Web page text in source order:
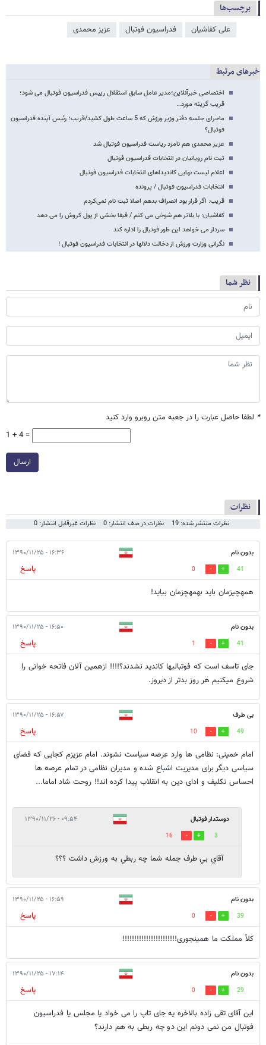
برچسب‌ها
علی کفاشیان فدراسیون فوتبال عزیز محمدی
خبرهای مرتبط
اختصاصی خبرآنلاین؛مدیر عامل سابق استقلال رییس فدراسیون فوتبال می شود؛
قریب گزینه مورد…
ماجرای جلسه‌ دفتر وزیر ورزش که 5 ساعت طول کشید/قریب؛ رئیس آینده فدراسیون
فوتبال؟
عزیز محمدی هم نامزد ریاست فدراسیون فوتبال شد
ثبت نام رویانیان در انتخابات فدراسیون فوتبال
اعلام لیست نهایی کاندیداهای انتخابات فدراسیون فوتبال
انتخابات فدراسیون فوتبال / پرونده
قریب: اگر قرار بود انصراف بدهم اصلا ثبت نام نمی‌کردم
کفاشیان: با بلاتر هم شوخی می کنم / فیفا بخشی از پول کروش را می دهد
سردار می خواهد این طور فوتبال را اداره کند
نگرانی وزارت ورزش از دخالت دلالها در انتخابات فدراسیون فوتبال !
نظر شما
* لطفا حاصل عبارت را در جعبه متن روبرو وارد کنید
1 + 4 =
ارسال
نظرات
نظرات منتشر شده: 19 نظرات در صف انتشار: 0 نظرات غیرقابل انتشار: 0
بدون نام ۱۶:۳۶ - ۱۳۹۰/۱۱/۲۵
41
0
پاسخ
همهچيزمان بايد بهمهچزمان بيايد!
بدون نام ۱۶:۵۰ - ۱۳۹۰/۱۱/۲۵
41
1
پاسخ
جای تاسف است که فوتبالیها کاندید نشدند؟!!!! ازهمین آلان فاتحه خوانی را
شروع میکنیم هر روز بدتر از دیروز.
بی طرف ۱۶:۵۷ - ۱۳۹۰/۱۱/۲۵
49
10
پاسخ
امام خمینی: نظامی ها وارد عرصه سیاست نشوند. امام عزیزم کجایی که فضای
سیاسی دیگر برای مدیریت اشباع شده و مدیران نظامی در تمام عرصه ها
احساس تکلیف و ادای دین به انقلاب پیدا کرده اند!! روحت شاد اماما...
دوستدار فوتبال ۰۹:۵۴ - ۱۳۹۰/۱۱/۲۶
3
16
آقاي بي طرف جمله شما چه ربطي به ورزش داشت ؟؟؟
بدون نام ۱۶:۵۹ - ۱۳۹۰/۱۱/۲۵
39
0
پاسخ
کلاً مملکت ما همینجوری!!!!!!!!!!!!!!!!!!!!!!!
بدون نام ۱۷:۱۴ - ۱۳۹۰/۱۱/۲۵
29
0
پاسخ
این آقای تقی زاده بالاخره یه جای تاپ را می خواد یا مجلس یا فدراسیون
فوتبال من نمی دونم این دو چه ربطی به هم دارند؟